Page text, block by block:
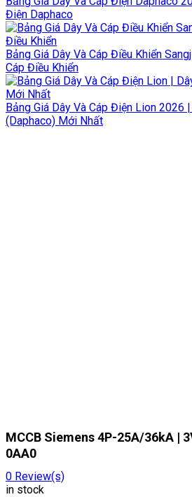
Điện Daphaco
Bảng Giá Dây Và Cáp Điều Khiển
Cáp Điều Khiển
Bảng Giá Dây Và Cáp Điện Lion 2026
(Daphaco) Mới Nhất
MCCB Siemens 4P-25A/36kA |
0AA0
0 Review(s)
in stock